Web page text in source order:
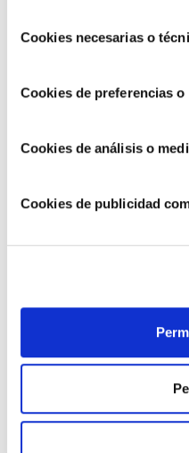
deCookies necesarias o
Cookies de preferencias
Cookies de análisis o
Cookies de publicidad
El Pairal
Carrer del
info: http://
¿Yostras? ¿Yerizos? En
demostrando cómo
más franquear su puerta
de todo este tiempo